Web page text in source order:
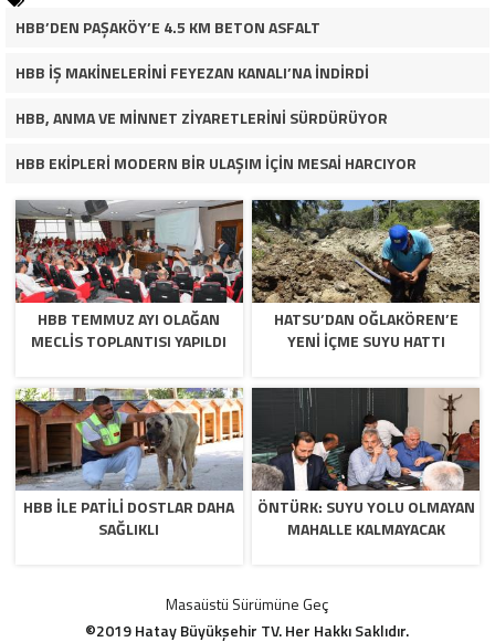
HBB’DEN PAŞAKÖY’E 4.5 KM BETON ASFALT
HBB İŞ MAKİNELERİNİ FEYEZAN KANALI’NA İNDİRDİ
HBB, ANMA VE MİNNET ZİYARETLERİNİ SÜRDÜRÜYOR
HBB EKİPLERİ MODERN BİR ULAŞIM İÇİN MESAİ HARCIYOR
HBB TEMMUZ AYI OLAĞAN
MECLİS TOPLANTISI YAPILDI
HATSU’DAN OĞLAKÖREN’E
YENİ İÇME SUYU HATTI
HBB İLE PATİLİ DOSTLAR DAHA
SAĞLIKLI
ÖNTÜRK: SUYU YOLU OLMAYAN
MAHALLE KALMAYACAK
Masaüstü Sürümüne Geç
©2019 Hatay Büyükşehir TV. Her Hakkı Saklıdır.